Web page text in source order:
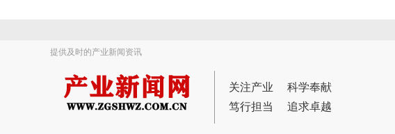
提供及时的产业新闻资讯
关注产业
科学奉献
笃行担当
追求卓越